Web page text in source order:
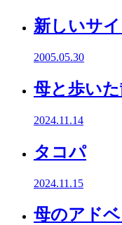
新しいサイ
2005.05.30
母と歩い
2024.11.14
タコパ
2024.11.15
母のアド